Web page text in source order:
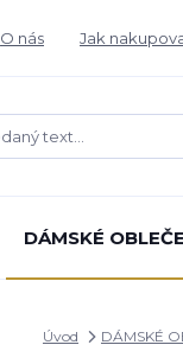
O nás Jak
DÁMSKÉ
Úvod DÁMSKÉ